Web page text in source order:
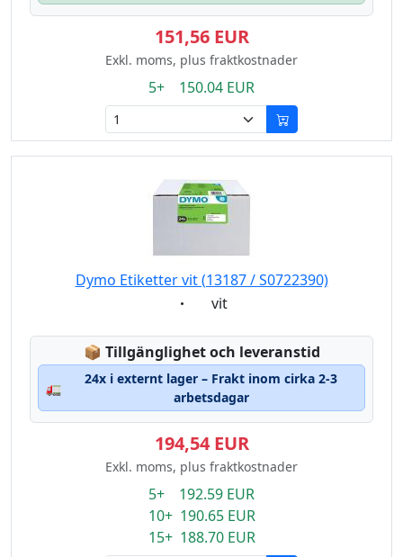
151,56 EUR
Exkl. moms, plus fraktkostnader
5+ 150.04 EUR
Dymo Etiketter vit (13187 / S0722390)
Eigenschaft:
vit
📦 Lagerstatus:
Tillgänglighet och leveranstid
🚛
24x i externt lager – Frakt inom cirka 2-3
arbetsdagar
194,54 EUR
Exkl. moms, plus fraktkostnader
5+ 192.59 EUR
10+ 190.65 EUR
15+ 188.70 EUR